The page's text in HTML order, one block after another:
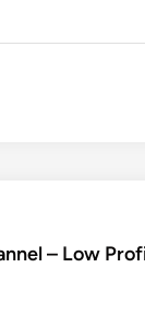
– Low